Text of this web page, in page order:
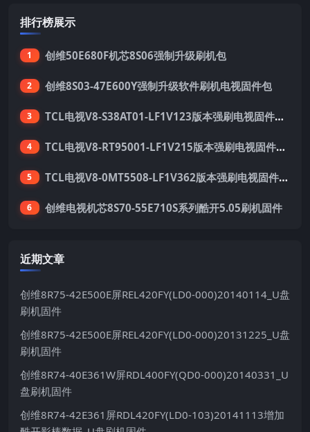
排行榜展示
1 创维50E680F机芯8S06强制升级刷机包
2 创维8S03-47E600Y强制升级软件刷机电视固件包
3 TCL电视V8-S38AT01-LF1V123版本强刷电视固件包下载
4 TCL电视V8-RT95001-LF1V215版本强刷电视固件包下载
5 TCL电视V8-0MT5508-LF1V362版本强刷电视固件包下载
6 创维电视机芯8S70-55E710S系列酷开5.05刷机固件
近期文章
创维8R75-42E500E屏REL420FY(LD0-000)20140114_U盘
刷机固件
创维8R75-42E500E屏REL420FY(LD0-000)20131225_U盘
刷机固件
创维8R74-40E361W屏RDL400FY(QD0-000)20140331_U
盘刷机固件
创维8R74-42E361屏RDL420FY(LD0-103)20141113增加